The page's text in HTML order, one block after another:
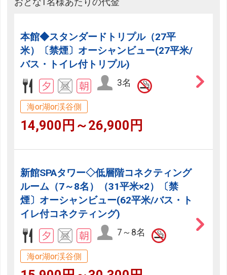
おとな1名様あたりの代金
本館◆スタンダードトリプル（27平
米）〔禁煙〕オーシャンビュー(27平米/
バス・トイレ付トリプル)
3名
海or湖or渓谷側
14,900円～26,900円
新館SPAタワー◇低層階コネクティング
ルーム（7～8名）（31平米×2）〔禁
煙〕オーシャンビュー(62平米/バス・ト
イレ付コネクティング)
7～8名
海or湖or渓谷側